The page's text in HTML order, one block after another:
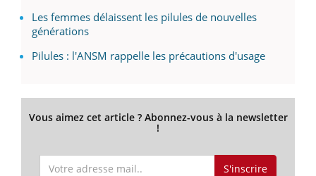
Les femmes délaissent les pilules de nouvelles
générations
Pilules : l'ANSM rappelle les précautions d'usage
Vous aimez cet article ? Abonnez-vous à la newsletter
!
S'inscrire